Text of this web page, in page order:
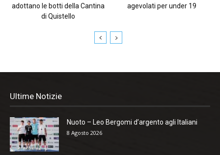
adottano le botti della Cantina
di Quistello
agevolati per under 19
Ultime Notizie
Nuoto – Leo Bergomi d’argento agli Italiani
8 Agosto 2026